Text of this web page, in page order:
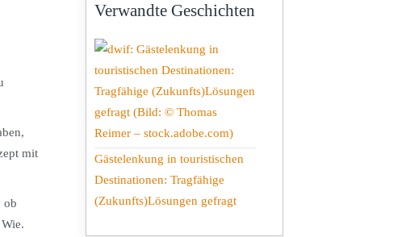
Verwandte Geschichten
Gästelenkung in touristischen
Destinationen: Tragfähige
(Zukunfts)Lösungen gefragt
mit
ob